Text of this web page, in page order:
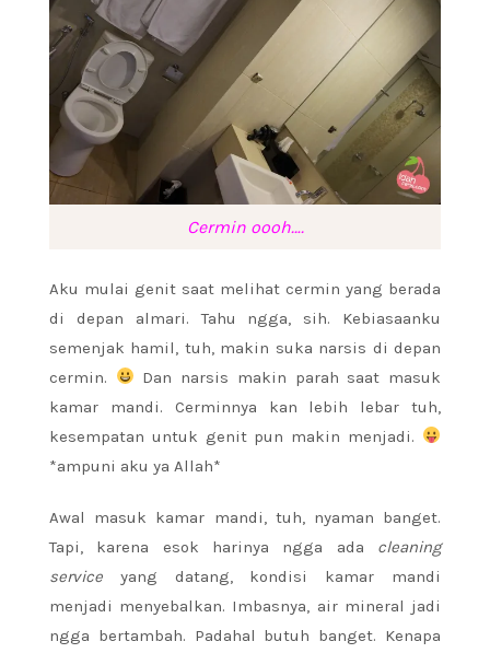
Cermin oooh….
Aku mulai genit saat melihat cermin yang berada
di depan almari. Tahu ngga, sih. Kebiasaanku
semenjak hamil, tuh, makin suka narsis di depan
cermin.
Dan narsis makin parah saat masuk
kamar mandi. Cerminnya kan lebih lebar tuh,
kesempatan untuk genit pun makin menjadi.
*ampuni aku ya Allah*
Awal masuk kamar mandi, tuh, nyaman banget.
Tapi, karena esok harinya ngga ada cleaning
service yang datang, kondisi kamar mandi
menjadi menyebalkan. Imbasnya, air mineral jadi
ngga bertambah. Padahal butuh banget. Kenapa